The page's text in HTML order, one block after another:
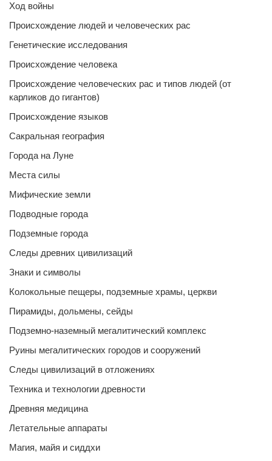
Ход войны
Происхождение людей и человеческих рас
Генетические исследования
Происхождение человека
Происхождение человеческих рас и типов людей (от
карликов до гигантов)
Происхождение языков
Сакральная география
Города на Луне
Места силы
Мифические земли
Подводные города
Подземные города
Следы древних цивилизаций
Знаки и символы
Колокольные пещеры, подземные храмы, церкви
Пирамиды, дольмены, сейды
Подземно-наземный мегалитический комплекс
Руины мегалитических городов и сооружений
Следы цивилизаций в отложениях
Техника и технологии древности
Древняя медицина
Летательные аппараты
Магия, майя и сиддхи